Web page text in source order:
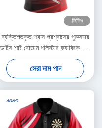
ভিডিও
ব্যক্তিগতকৃত শ্বাস প্রশ্বাসের পুরুষদের
ডার্টস শার্ট বোতাম পলিস্টার ফ্যাব্রিক সঙ্গে
জার্সি
সেরা দাম পান